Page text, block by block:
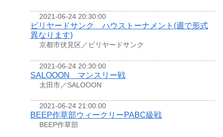
2021-06-24 20:30:00
ビリヤードサンク ハウストーナメント(週で形式
異なります)
京都市伏見区／ビリヤードサンク
2021-06-24 20:30:00
SALOOON マンスリー戦
太田市／SALOOON
2021-06-24 21:00:00
BEEP作草部ウィークリーPABC級戦
BEEP作草部